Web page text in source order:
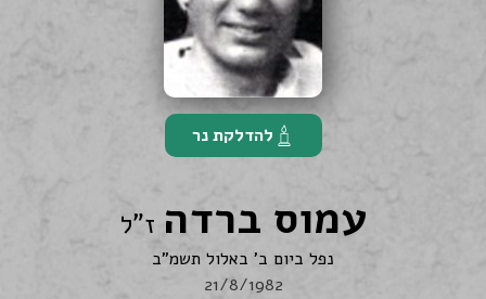
להדלקת נר
עמוס ברדהז"ל
נפל ביום ב' באלול תשמ"ב
21/8/1982